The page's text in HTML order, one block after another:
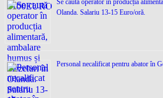
Olanda. Salariu 13-15 Euro/oră.
Personal necalificat pentru abator în